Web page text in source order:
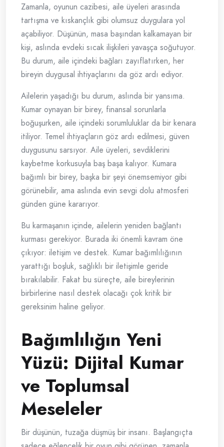
Zamanla, oyunun cazibesi, aile üyeleri arasında
tartışma ve kıskançlık gibi olumsuz duygulara yol
açabiliyor. Düşünün, masa başından kalkamayan bir
kişi, aslında evdeki sıcak ilişkileri yavaşça soğutuyor.
Bu durum, aile içindeki bağları zayıflatırken, her
bireyin duygusal ihtiyaçlarını da göz ardı ediyor.
Ailelerin yaşadığı bu durum, aslında bir yansıma.
Kumar oynayan bir birey, finansal sorunlarla
boğuşurken, aile içindeki sorumluluklar da bir kenara
itiliyor. Temel ihtiyaçların göz ardı edilmesi, güven
duygusunu sarsıyor. Aile üyeleri, sevdiklerini
kaybetme korkusuyla baş başa kalıyor. Kumara
bağımlı bir birey, başka bir şeyi önemsemiyor gibi
görünebilir, ama aslında evin sevgi dolu atmosferi
günden güne kararıyor.
Bu karmaşanın içinde, ailelerin yeniden bağlantı
kurması gerekiyor. Burada iki önemli kavram öne
çıkıyor: iletişim ve destek. Kumar bağımlılığının
yarattığı boşluk, sağlıklı bir iletişimle geride
bırakılabilir. Fakat bu süreçte, aile bireylerinin
birbirlerine nasıl destek olacağı çok kritik bir
gereksinim haline geliyor.
Bağımlılığın Yeni
Yüzü: Dijital Kumar
ve Toplumsal
Meseleler
Bir düşünün, tuzağa düşmüş bir insanı. Başlangıçta